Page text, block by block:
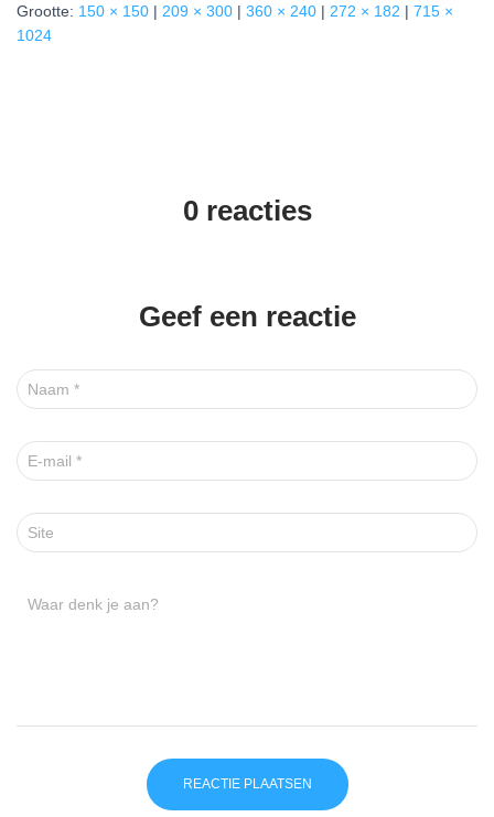
Grootte: 150 × 150 | 209 × 300 | 360 × 240 | 272 × 182 | 715 ×
1024
0 reacties
Geef een reactie
Naam *
E-mail *
Site
Waar denk je aan?